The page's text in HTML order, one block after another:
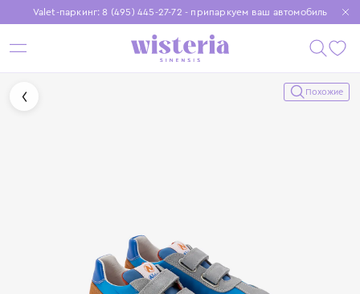
Valet-паркинг: 8 (495) 445-27-72 - припаркуем ваш автомобиль
Бесплатная доставка при заказе от 15 000 ₽
Установите приложение, чтобы покупки были еще удобнее
Похожие